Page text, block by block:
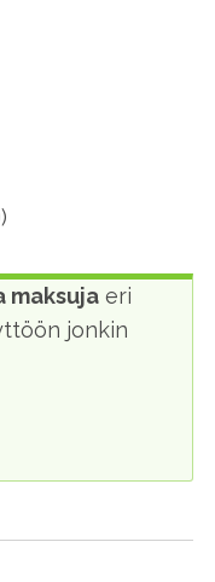
maksuja eri
jonkin